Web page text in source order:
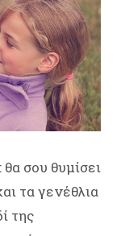
σου θυμίσει
τα γενέθλια
της